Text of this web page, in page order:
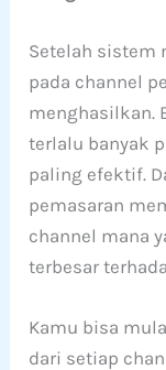
Setelah sistem
pada channel
menghasilkan.
terlalu banyak
paling efektif.
pemasaran
channel mana
terbesar
Kamu bisa
dari setiap